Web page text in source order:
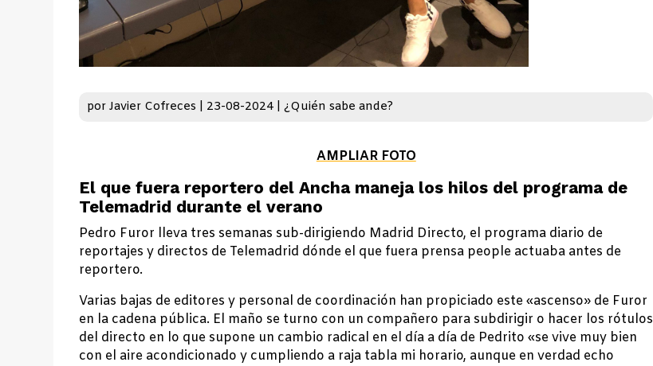
porJavier Cofreces 23-08-2024 |¿Quién sabe ande?
AMPLIAR FOTO
El que fuera reportero del Ancha maneja los hilos del programa de
Telemadrid durante el verano
Pedro Furor lleva tres semanas sub-dirigiendo Madrid Directo, el programa diario de
reportajes y directos de Telemadrid dónde el que fuera prensa people actuaba antes de
reportero.
Varias bajas de editores y personal de coordinación han propiciado este «ascenso» de Furor
en la cadena pública. El maño se turno con un compañero para subdirigir o hacer los rótulos
del directo en lo que supone un cambio radical en el día a día de Pedrito «se vive muy bien
con el aire acondicionado y cumpliendo a raja tabla mi horario, aunque en verdad echo